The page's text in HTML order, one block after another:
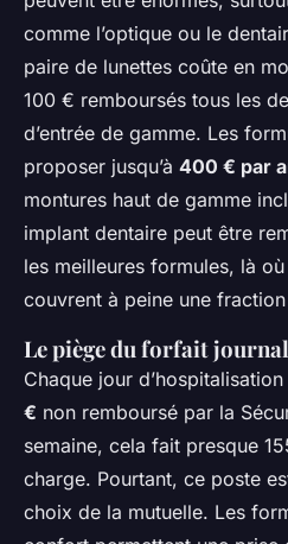
comme l’optique ou le
paire de lunettes coûte en
100 € remboursés tous les
d’entrée de gamme. Les
proposer jusqu’à 400 € par
montures haut de gamme
implant dentaire peut être
les meilleures formules, là
couvrent à peine une
Le piège du forfait
Chaque jour
€ non remboursé par la
semaine, cela fait presque
charge. Pourtant, ce poste
choix de la mutuelle. Les